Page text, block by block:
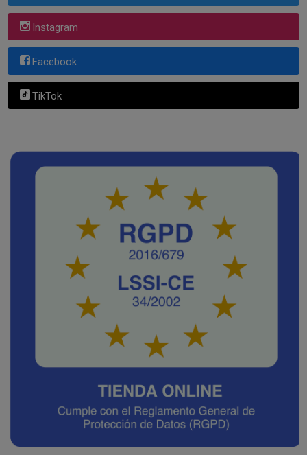
Instagram
Facebook
TikTok